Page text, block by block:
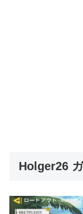
Holger26